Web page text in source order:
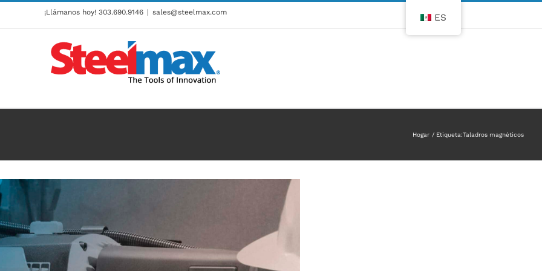
¡Llámanos hoy! 303.690.9146 | sales@steelmax.com
Hogar Etiqueta:Taladros magnéticos
ES